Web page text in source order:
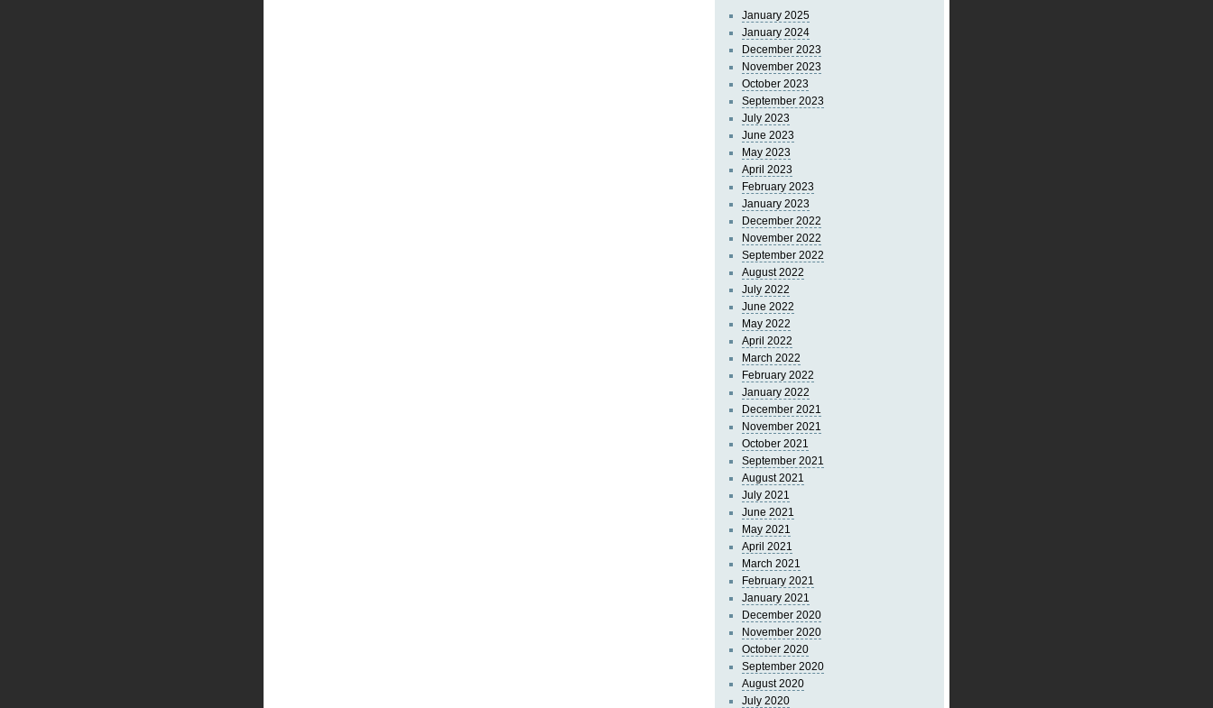
January 2025
January 2024
December 2023
November 2023
October 2023
September 2023
July 2023
June 2023
May 2023
April 2023
February 2023
January 2023
December 2022
November 2022
September 2022
August 2022
July 2022
June 2022
May 2022
April 2022
March 2022
February 2022
January 2022
December 2021
November 2021
October 2021
September 2021
August 2021
July 2021
June 2021
May 2021
April 2021
March 2021
February 2021
January 2021
December 2020
November 2020
October 2020
September 2020
August 2020
July 2020